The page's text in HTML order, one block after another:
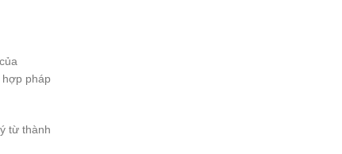
hợp pháp
từ thành